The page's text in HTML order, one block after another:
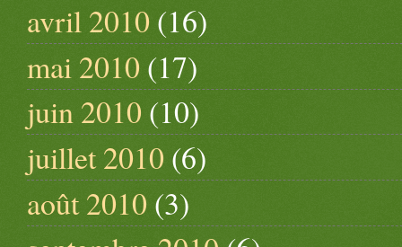
avril 2010 (16)
mai 2010 (17)
juin 2010 (10)
juillet 2010 (6)
août 2010 (3)